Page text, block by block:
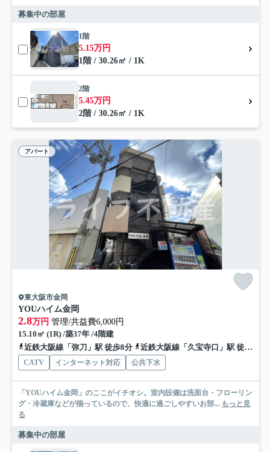
募集中の部屋
1階
5.15万円
1階 / 30.26㎡ / 1K
2階
5.45万円
2階 / 30.26㎡ / 1K
アパート
東大阪市金岡
YOUハイム金岡
2.8万円 管理/共益費6,000円
15.10㎡ (1R) /築37年 /4階建
近鉄大阪線「弥刀」駅 徒歩8分
近鉄大阪線「久宝寺口」駅 徒歩10分
CATV インターネット対応 公共下水
「YOUハイム金岡」のここがイチオシ。室内設備は洗面台・フローリン
グ・冷蔵庫などが揃っているので、快適に過ごしやすいお部... もっと見
る
募集中の部屋